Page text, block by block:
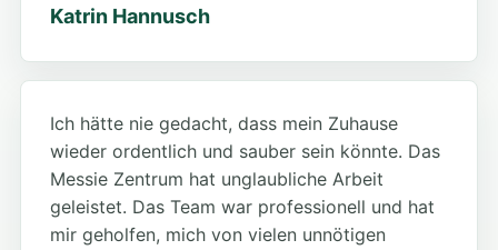
Katrin Hannusch
Ich hätte nie gedacht, dass mein Zuhause
wieder ordentlich und sauber sein könnte. Das
Messie Zentrum hat unglaubliche Arbeit
geleistet. Das Team war professionell und hat
mir geholfen, mich von vielen unnötigen